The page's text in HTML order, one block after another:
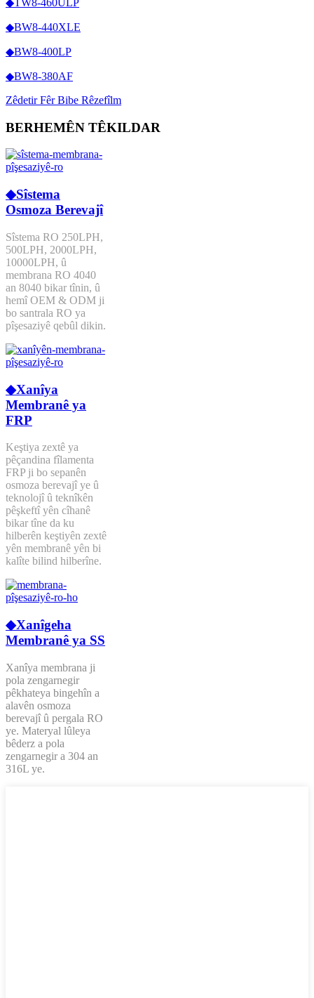
◆TW8-460ULP
◆BW8-440XLE
◆BW8-400LP
◆BW8-380AF
Zêdetir Fêr Bibe Rêzefîlm
BERHEMÊN TÊKILDAR
◆Sîstema
Osmoza Berevajî
Sîstema RO 250LPH,
500LPH, 2000LPH,
10000LPH, û
membrana RO 4040
an 8040 bikar tînin, û
hemî OEM & ODM ji
bo santrala RO ya
pîşesaziyê qebûl dikin.
◆Xanîya
Membranê ya
FRP
Keştiya zextê ya
pêçandina fîlamenta
FRP ji bo sepanên
osmoza berevajî ye û
teknolojî û teknîkên
pêşkeftî yên cîhanê
bikar tîne da ku
hilberên keştiyên zextê
yên membranê yên bi
kalîte bilind hilberîne.
◆Xanîgeha
Membranê ya SS
Xanîya membrana ji
pola zengarnegir
pêkhateya bingehîn a
alavên osmoza
berevajî û pergala RO
ye. Materyal lûleya
bêderz a pola
zengarnegir a 304 an
316L ye.